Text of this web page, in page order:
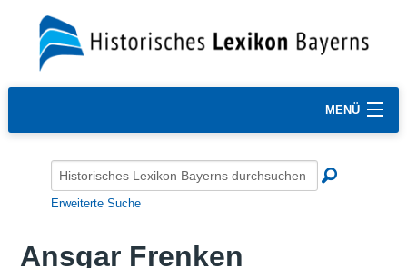
MENÜ
Erweiterte Suche
Ansgar Frenken